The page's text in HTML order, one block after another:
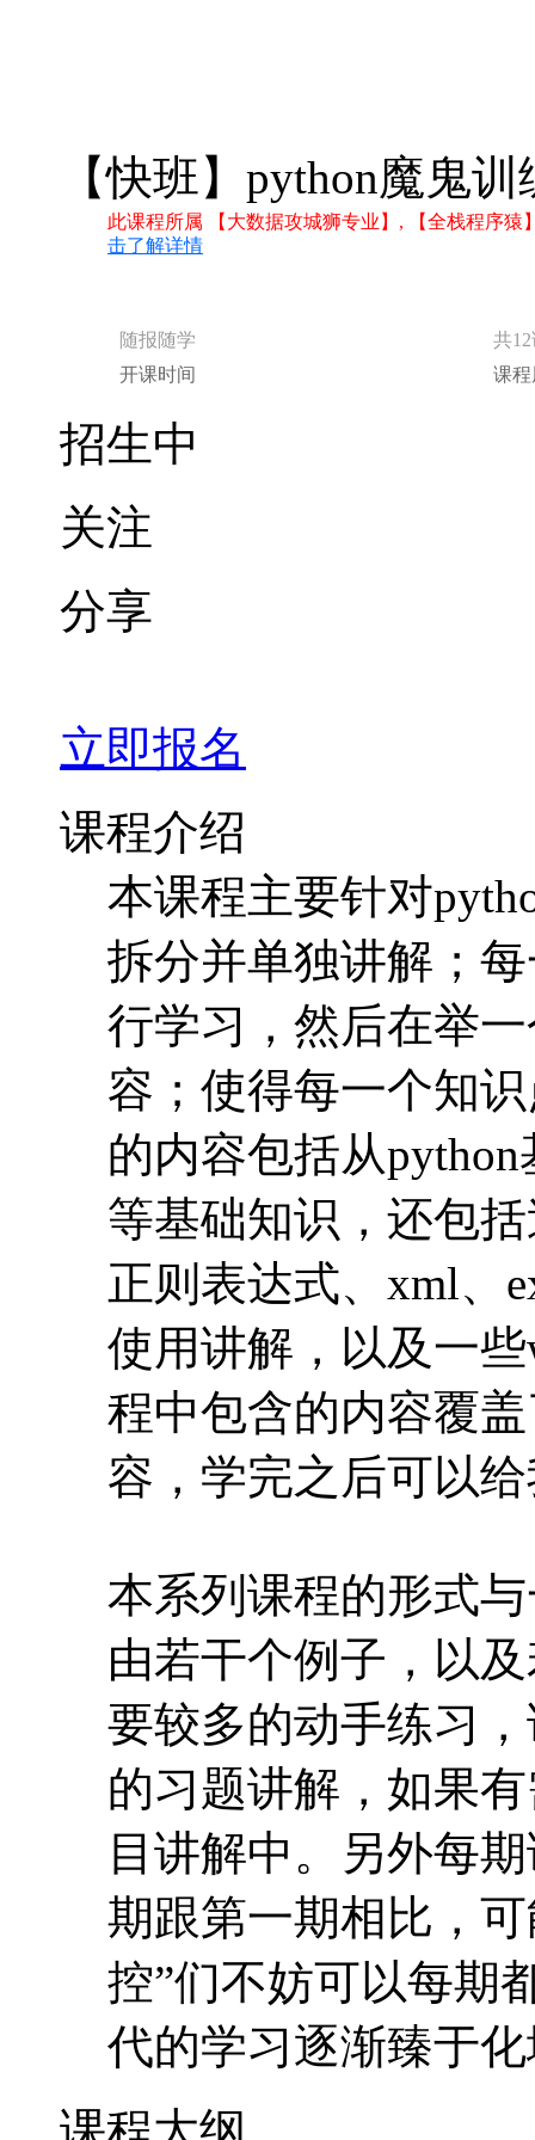
【快班】python魔鬼
此课程所属 【大数据攻城狮专业】, 【全栈程序
击了解详情
随报随学
共
开课时间
课
招生中
关注
分享
立即报名
课程介绍
本课程主要针对
拆分并单独讲解；
行学习，然后在举
容；使得每一个知
的内容包括从
等基础知识，还包
正则表达式、xml、
使用讲解，以及一
程中包含的内容覆
容，学完之后可以
本系列课程的形式
由若干个例子，以
要较多的动手练习
的习题讲解，如果
目讲解中。另外每
期跟第一期相比，
控”们不妨可以每期
代的学习逐渐臻于
课程大纲